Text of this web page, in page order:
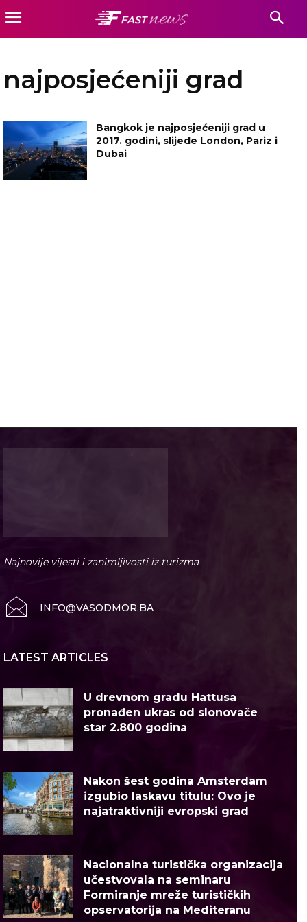
najposjećeniji grad
Bangkok je najposjećeniji grad u
2017. godini, slijede London, Pariz i
Dubai
Najnovije vijesti i zanimljivosti iz turizma
INFO@VASODMOR.BA
LATEST ARTICLES
U drevnom gradu Hattusa
pronađen ukras od slonovače
star 2.800 godina
Nakon šest godina Amsterdam
izgubio laskavu titulu: Ovo je
najatraktivniji evropski grad
Nacionalna turistička organizacija
učestvovala na seminaru
Formiranje mreže turističkih
opservatorija na Mediteranu